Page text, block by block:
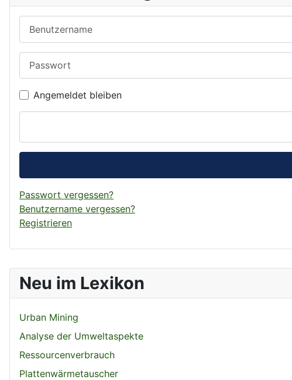
Neu im Lexikon
Urban Mining
Analyse der Umweltaspekte
Ressourcenverbrauch
Plattenwärmetauscher
Angemeldet bleiben
Passwort vergessen?
Benutzername vergessen?
Registrieren